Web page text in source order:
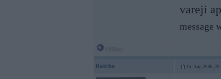
vareji
message
Raicha 15. Aug 2006,